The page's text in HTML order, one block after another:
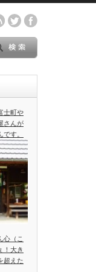
士町や
さんが
す。
心（こ
！大き
超えた